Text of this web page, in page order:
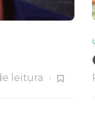
leitura